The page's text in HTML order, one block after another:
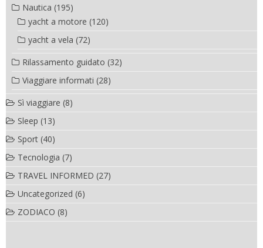
Nautica (195)
yacht a motore (120)
yacht a vela (72)
Rilassamento guidato (32)
Viaggiare informati (28)
Sì viaggiare (8)
Sleep (13)
Sport (40)
Tecnologia (7)
TRAVEL INFORMED (27)
Uncategorized (6)
ZODIACO (8)